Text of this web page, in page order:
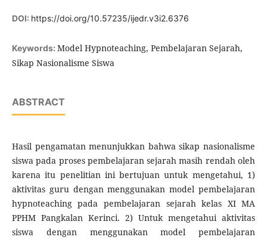
DOI: https://doi.org/10.57235/ijedr.v3i2.6376
Keywords: Model Hypnoteaching, Pembelajaran Sejarah,
Sikap Nasionalisme Siswa
ABSTRACT
Hasil pengamatan menunjukkan bahwa sikap nasionalisme
siswa pada proses pembelajaran sejarah masih rendah oleh
karena itu penelitian ini bertujuan untuk mengetahui, 1)
aktivitas guru dengan menggunakan model pembelajaran
hypnoteaching pada pembelajaran sejarah kelas XI MA
PPHM Pangkalan Kerinci. 2) Untuk mengetahui aktivitas
siswa dengan menggunakan model pembelajaran